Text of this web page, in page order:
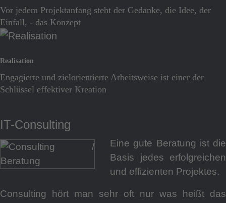
Vor jedem Projektanfang steht der Gedanke, die Idee, der
Einfall, - das Konzept
Realisation
Engagierte und zielorientierte Arbeitsweise ist einer der
Schlüssel effektiver Kreation
IT-Consulting
Eine gute Beratung ist die
Basis jedes erfolgreichen
und effizienten Projektes.
Consulting hört man sehr oft nur was heißt das